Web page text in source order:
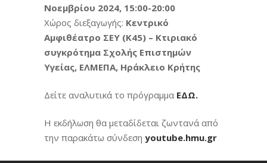
Νοεμβρίου 2024, 15:00-20:00
Χώρος διεξαγωγής: Κεντρικό
Αμφιθέατρο ΣΕΥ (Κ45) – Κτιριακό
συγκρότημα Σχολής Επιστημών
Υγείας, ΕΛΜΕΠΑ, Ηράκλειο Κρήτης
Δείτε αναλυτικά το πρόγραμμα ΕΔΩ.
Η εκδήλωση θα μεταδίδεται ζωντανά από
την παρακάτω σύνδεση youtube.hmu.gr